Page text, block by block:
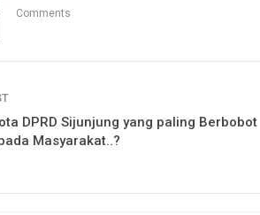
Comments
DPRD Sijunjung yang paling Berbobot
Masyarakat..?